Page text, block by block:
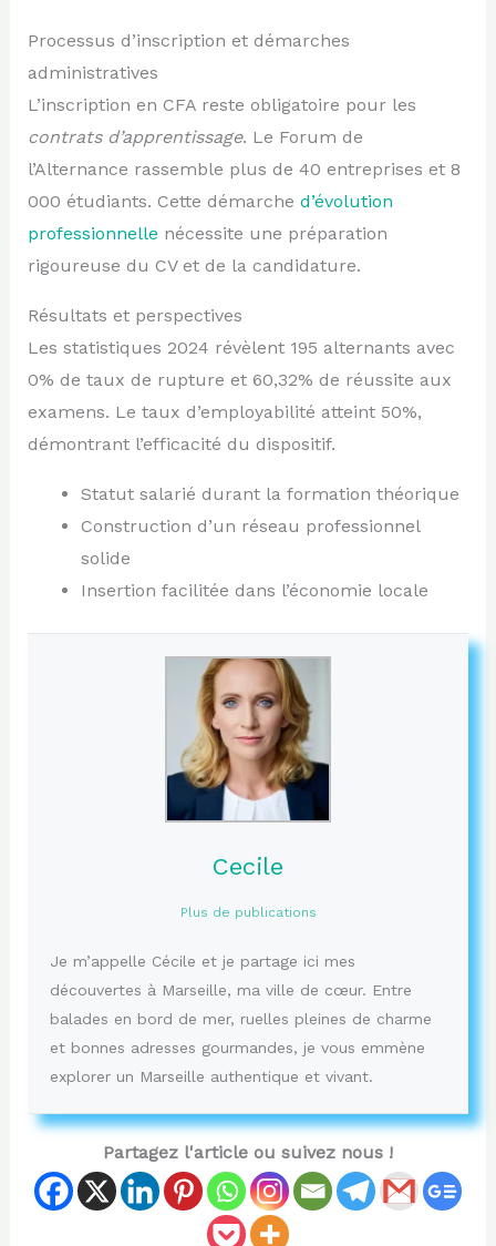
Processus d’inscription et démarches
administratives
L’inscription en CFA reste obligatoire pour les
contrats d’apprentissage. Le Forum de
l’Alternance rassemble plus de 40 entreprises et 8
000 étudiants. Cette démarche d’évolution
professionnelle nécessite une préparation
rigoureuse du CV et de la candidature.
Résultats et perspectives
Les statistiques 2024 révèlent 195 alternants avec
0% de taux de rupture et 60,32% de réussite aux
examens. Le taux d’employabilité atteint 50%,
démontrant l’efficacité du dispositif.
Statut salarié durant la formation théorique
Construction d’un réseau professionnel
solide
Insertion facilitée dans l’économie locale
Cecile
Plus de publications
Je m’appelle Cécile et je partage ici mes
découvertes à Marseille, ma ville de cœur. Entre
balades en bord de mer, ruelles pleines de charme
et bonnes adresses gourmandes, je vous emmène
explorer un Marseille authentique et vivant.
Partagez l'article ou suivez nous !